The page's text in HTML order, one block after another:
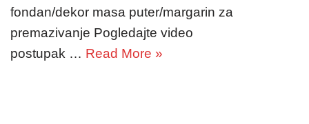
fondan/dekor masa puter/margarin za
premazivanje Pogledajte video
postupak … Read More »